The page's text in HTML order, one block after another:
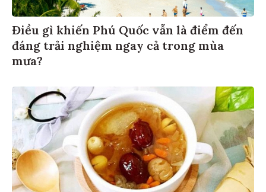
Điều gì khiến Phú Quốc vẫn là điểm đến
đáng trải nghiệm ngay cả trong mùa
mưa?